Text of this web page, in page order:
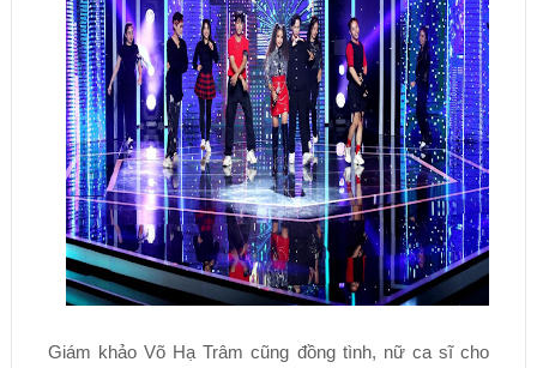
Giám khảo Võ Hạ Trâm cũng đồng tình, nữ ca sĩ cho